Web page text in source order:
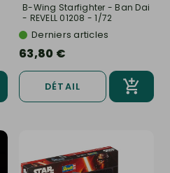
B-Wing Starfighter - Ban Dai
- REVELL 01208 - 1/72
Derniers articles
63,80 €
DÉTAIL